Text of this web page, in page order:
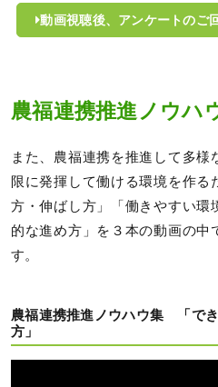
動画視聴後、アンケートのご
農福連携推進ノウハ
また、農福連携を推進して多
限に発揮して働ける環境を作る
方・伸ばし方」「働きやすい環
的な進め方」を３本の動画の中
す。
農福連携推進ノウハウ集 「で
方」